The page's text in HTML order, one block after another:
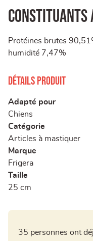
Constituants
Protéines brutes
humidité 7,47%
Détails produit
Adapté pour
Chiens
Catégorie
Articles à mastiquer
Marque
Frigera
Taille
25 cm
35 personnes ont